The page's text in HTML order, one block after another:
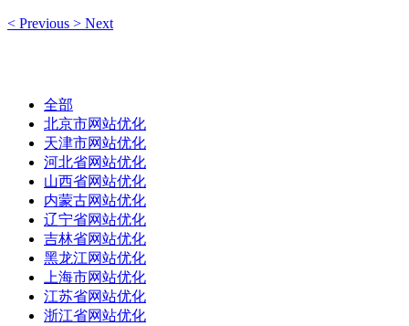
< Previous > Next
全部
北京市网站优化
天津市网站优化
河北省网站优化
山西省网站优化
内蒙古网站优化
辽宁省网站优化
吉林省网站优化
黑龙江网站优化
上海市网站优化
江苏省网站优化
浙江省网站优化